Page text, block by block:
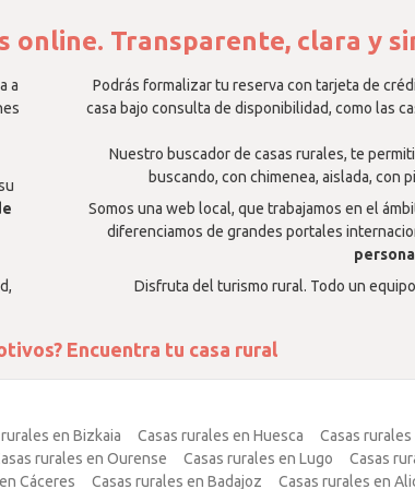
Transparente, clara y
a
Podrás formalizar tu reserva con tarjeta de
casa bajo consulta de disponibilidad, como las
Nuestro buscador de casas rurales, te
buscando, con chimenea, aislada, con
Somos una web local, que trabajamos en el
diferenciamos de grandes portales
Disfruta del turismo rural. Todo un
Encuentra tu casa rural
en Bizkaia Casas rurales en Huesca Casas
rurales en Ourense Casas rurales en Lugo Casas
Cáceres Casas rurales en Badajoz Casas rurales en